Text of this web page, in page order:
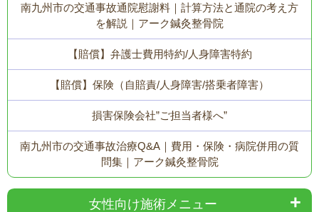
南九州市の交通事故通院慰謝料｜計算方法と通院の考え方
を解説｜アーク鍼灸整骨院
【賠償】弁護士費用特約/人身障害特約
【賠償】保険（自賠責/人身障害/搭乗者障害）
損害保険会社”ご担当者様へ”
南九州市の交通事故治療Q&A｜費用・保険・病院併用の質
問集｜アーク鍼灸整骨院
女性向け施術メニュー